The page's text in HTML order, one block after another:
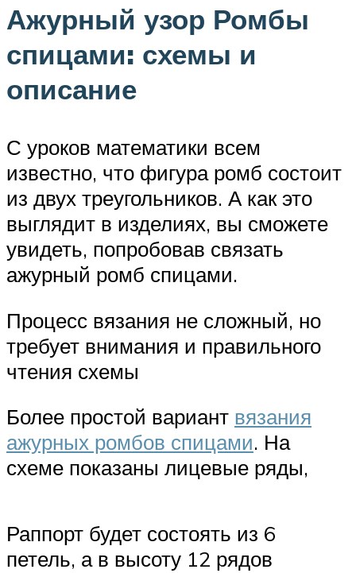
Ажурный узор Ромбы
спицами: схемы и
описание
С уроков математики всем
известно, что фигура ромб состоит
из двух треугольников. А как это
выглядит в изделиях, вы сможете
увидеть, попробовав связать
ажурный ромб спицами.
Процесс вязания не сложный, но
требует внимания и правильного
чтения схемы
Более простой вариант вязания
ажурных ромбов спицами. На
схеме показаны лицевые ряды,
Раппорт будет состоять из 6
петель, а в высоту 12 рядов